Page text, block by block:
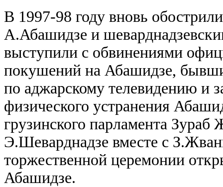
В 1997-98 году вновь
А.Абашидзе и
выступили с обвинениями
покушений на Абашидзе,
по аджарскому телевидению и
физического устранения
грузинского парламента
Э.Шеварднадзе вместе с
торжественной церемонии
Абашидзе.